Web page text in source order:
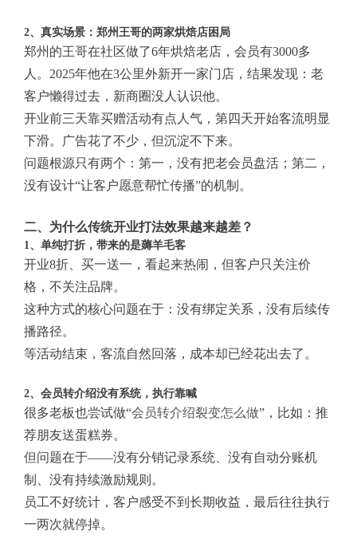
2、真实场景：郑州王哥的两家烘焙店困局
郑州的王哥在社区做了6年烘焙老店，会员有3000多
人。2025年他在3公里外新开一家门店，结果发现：老
客户懒得过去，新商圈没人认识他。
开业前三天靠买赠活动有点人气，第四天开始客流明显
下滑。广告花了不少，但沉淀不下来。
问题根源只有两个：第一，没有把老会员盘活；第二，
没有设计“让客户愿意帮忙传播”的机制。
二、为什么传统开业打法效果越来越差？
1、单纯打折，带来的是薅羊毛客
开业8折、买一送一，看起来热闹，但客户只关注价
格，不关注品牌。
这种方式的核心问题在于：没有绑定关系，没有后续传
播路径。
等活动结束，客流自然回落，成本却已经花出去了。
2、会员转介绍没有系统，执行靠喊
很多老板也尝试做“会员转介绍裂变怎么做”，比如：推
荐朋友送蛋糕券。
但问题在于——没有分销记录系统、没有自动分账机
制、没有持续激励规则。
员工不好统计，客户感受不到长期收益，最后往往执行
一两次就停掉。